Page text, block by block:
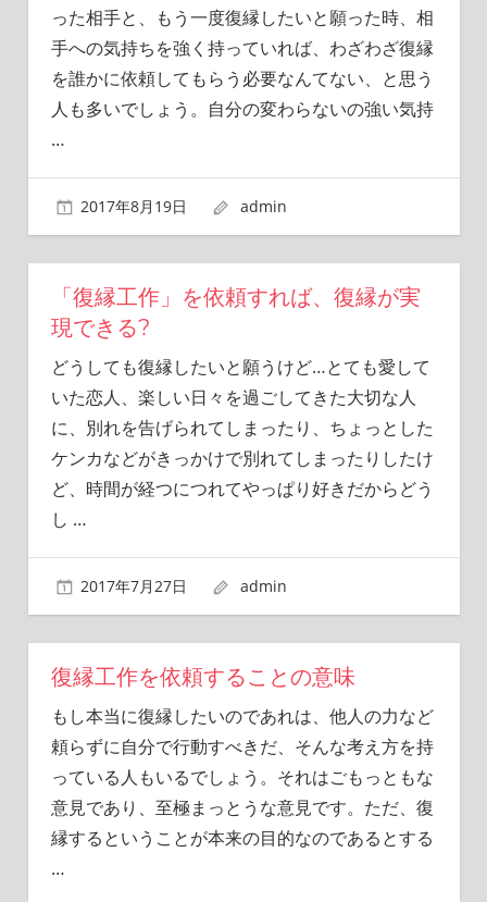
った相手と、もう一度復縁したいと願った時、相
手への気持ちを強く持っていれば、わざわざ復縁
を誰かに依頼してもらう必要なんてない、と思う
人も多いでしょう。自分の変わらないの強い気持
…
2017年8月19日 admin
「復縁工作」を依頼すれば、復縁が実
現できる?
どうしても復縁したいと願うけど…とても愛して
いた恋人、楽しい日々を過ごしてきた大切な人
に、別れを告げられてしまったり、ちょっとした
ケンカなどがきっかけで別れてしまったりしたけ
ど、時間が経つにつれてやっぱり好きだからどう
し …
2017年7月27日 admin
復縁工作を依頼することの意味
もし本当に復縁したいのであれは、他人の力など
頼らずに自分で行動すべきだ、そんな考え方を持
っている人もいるでしょう。それはごもっともな
意見であり、至極まっとうな意見です。ただ、復
縁するということが本来の目的なのであるとする
…